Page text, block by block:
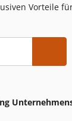
Vorteile